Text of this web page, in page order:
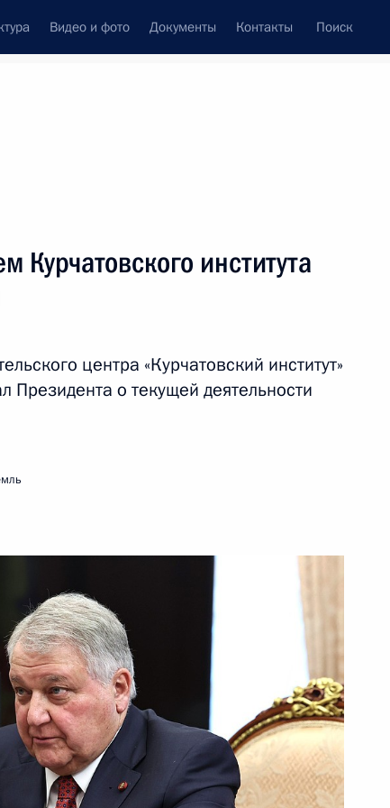
Видео и фото Документы Контакты Поиск
Цивилевым
Курчатовского института
центра «Курчатовский институт»
о текущей деятельности